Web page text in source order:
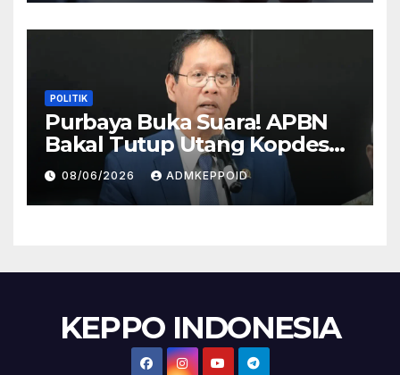
POLITIK
Purbaya Buka Suara! APBN
Bakal Tutup Utang Kopdes
Rp 240 Triliun, Cicilan Rp 40
Triliun per Tahun
08/06/2026 ADMKEPPOID
KEPPO INDONESIA